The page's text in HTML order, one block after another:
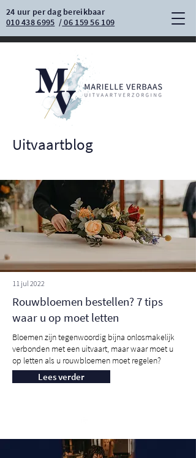
010 438 6995 /06 159 56 109
24 uur per dag bereikbaar
Uitvaartblog
11 jul 2022
Rouwbloemen bestellen? 7 tips
waar u op moet letten
Bloemen zijn tegenwoordig bijna onlosmakelijk
verbonden met een uitvaart, maar waar moet u
op letten als u rouwbloemen moet regelen?
Lees verder